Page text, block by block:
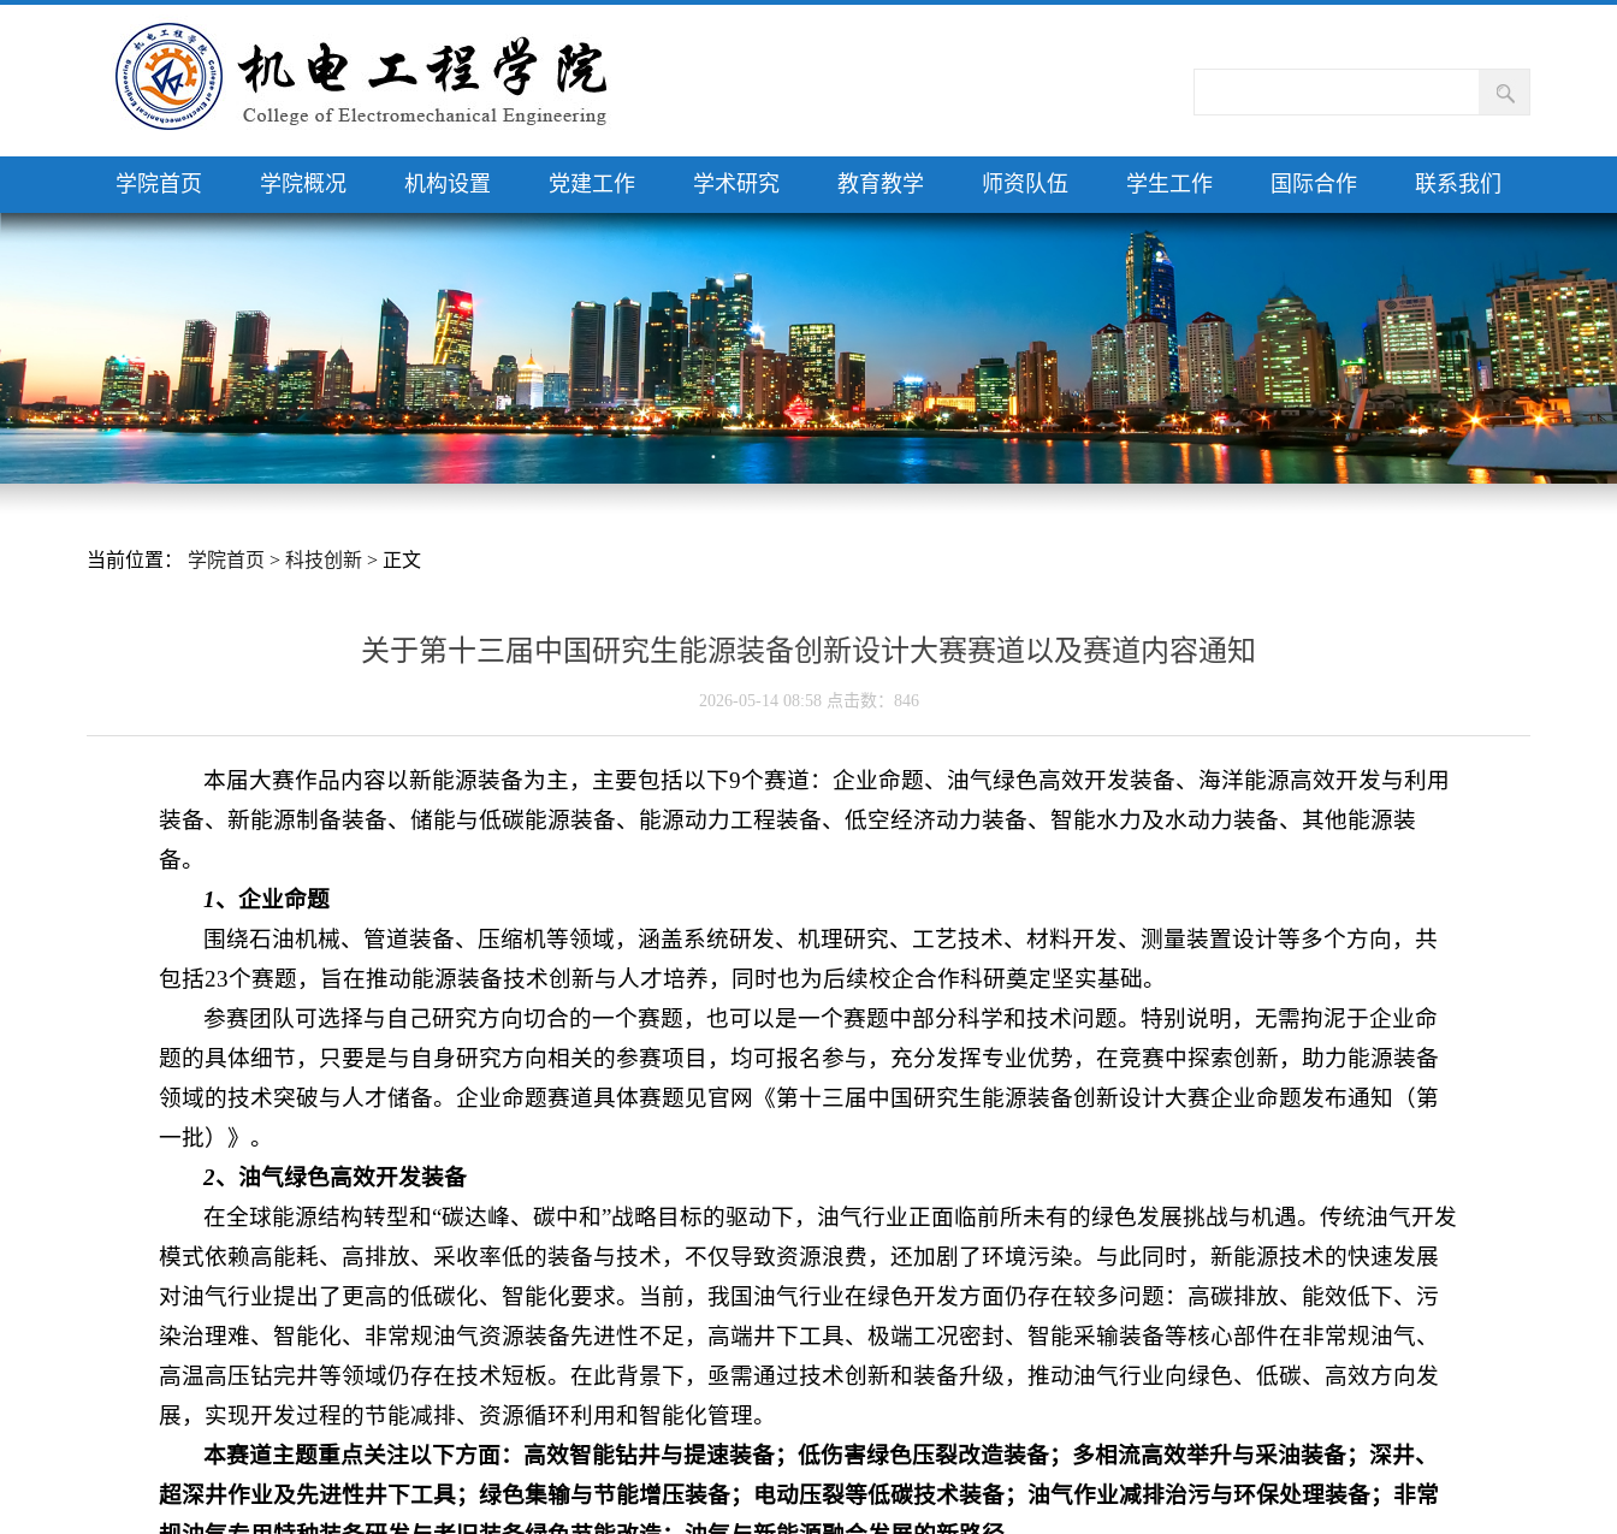
学院首页 学院概况 机构设置 党建工作 学术研究 教育教学 师资队伍 学生工作 国际合作 联系我们
当前位置： 学院首页 > 科技创新 > 正文
关于第十三届中国研究生能源装备创新设计大赛赛道以及赛道内容通知
2026-05-14 08:58 点击数： 846
本届大赛作品内容以新能源装备为主，主要包括以下9个赛道：企业命题、油气绿色高效开发装备、海洋能源高效开发与利用
装备、新能源制备装备、储能与低碳能源装备、能源动力工程装备、低空经济动力装备、智能水力及水动力装备、其他能源装
备。
1、企业命题
围绕石油机械、管道装备、压缩机等领域，涵盖系统研发、机理研究、工艺技术、材料开发、测量装置设计等多个方向，共
包括23个赛题，旨在推动能源装备技术创新与人才培养，同时也为后续校企合作科研奠定坚实基础。
参赛团队可选择与自己研究方向切合的一个赛题，也可以是一个赛题中部分科学和技术问题。特别说明，无需拘泥于企业命
题的具体细节，只要是与自身研究方向相关的参赛项目，均可报名参与，充分发挥专业优势，在竞赛中探索创新，助力能源装备
领域的技术突破与人才储备。企业命题赛道具体赛题见官网《第十三届中国研究生能源装备创新设计大赛企业命题发布通知（第
一批）》。
2、油气绿色高效开发装备
在全球能源结构转型和“碳达峰、碳中和”战略目标的驱动下，油气行业正面临前所未有的绿色发展挑战与机遇。传统油气开发
模式依赖高能耗、高排放、采收率低的装备与技术，不仅导致资源浪费，还加剧了环境污染。与此同时，新能源技术的快速发展
对油气行业提出了更高的低碳化、智能化要求。当前，我国油气行业在绿色开发方面仍存在较多问题：高碳排放、能效低下、污
染治理难、智能化、非常规油气资源装备先进性不足，高端井下工具、极端工况密封、智能采输装备等核心部件在非常规油气、
高温高压钻完井等领域仍存在技术短板。在此背景下，亟需通过技术创新和装备升级，推动油气行业向绿色、低碳、高效方向发
展，实现开发过程的节能减排、资源循环利用和智能化管理。
本赛道主题重点关注以下方面：高效智能钻井与提速装备；低伤害绿色压裂改造装备；多相流高效举升与采油装备；深井、
超深井作业及先进性井下工具；绿色集输与节能增压装备；电动压裂等低碳技术装备；油气作业减排治污与环保处理装备；非常